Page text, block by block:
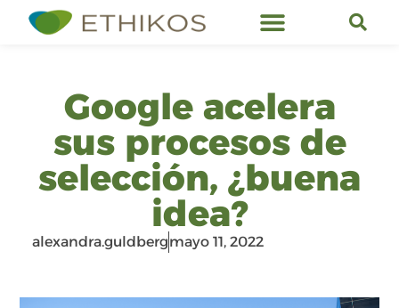
Google acelera
sus procesos de
selección, ¿buena
idea?
alexandra.guldbergmayo 11, 2022